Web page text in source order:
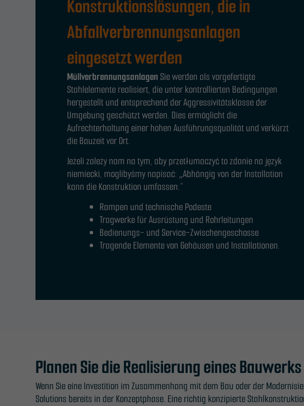
Konstruktionslösungen, die in
Abfallverbrennungsanlagen
eingesetzt werden
Müllverbrennungsanlagen Sie werden als vorgefertigte
Stahlelemente realisiert, die unter kontrollierten Bedingungen
hergestellt und entsprechend der Aggressivitätsklasse der
Umgebung geschützt werden. Dies ermöglicht die
Aufrechterhaltung einer hohen Ausführungsqualität und verkürzt
die Bauzeit vor Ort.
Jeżeli zależy nam na tym, aby przetłumaczyć to zdanie na język
niemiecki, moglibyśmy napisać: „Abhängig von der Installation
kann die Konstruktion umfassen:”
Rampen und technische Podeste
Tragwerke für Ausrüstung und Rohrleitungen
Bedienungs- und Service-Zwischengeschosse
Tragende Elemente von Gehäusen und Installationen.
Planen Sie die Realisierung eines
Wenn Sie eine Investition im Zusammenhang mit dem Bau oder der
Solutions bereits in der Konzeptphase. Eine richtig konzipierte